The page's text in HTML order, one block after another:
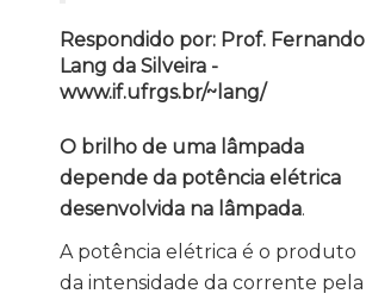
Respondido por: Prof. Fernando
Lang da Silveira -
www.if.ufrgs.br/~lang/
O brilho de uma lâmpada
depende da potência elétrica
desenvolvida na lâmpada.
A potência elétrica é o produto
da intensidade da corrente pela